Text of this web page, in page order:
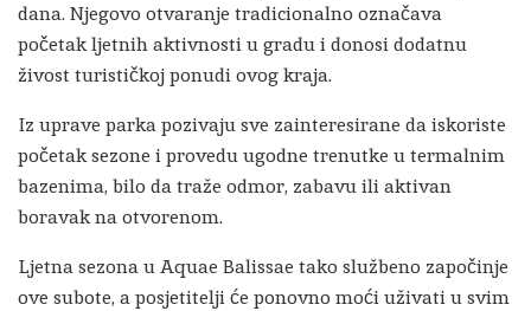
dana. Njegovo otvaranje tradicionalno označava
početak ljetnih aktivnosti u gradu i donosi dodatnu
živost turističkoj ponudi ovog kraja.
Iz uprave parka pozivaju sve zainteresirane da iskoriste
početak sezone i provedu ugodne trenutke u termalnim
bazenima, bilo da traže odmor, zabavu ili aktivan
boravak na otvorenom.
Ljetna sezona u Aquae Balissae tako službeno započinje
ove subote, a posjetitelji će ponovno moći uživati u svim